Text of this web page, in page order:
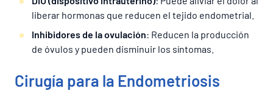
liberar hormonas que reducen el tejido endometrial.
Inhibidores de la ovulación: Reducen la producción
de óvulos y pueden disminuir los síntomas.
Cirugía para la Endometriosis